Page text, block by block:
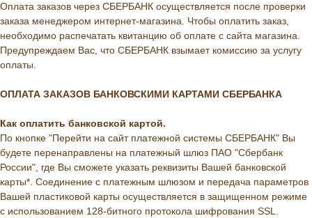
Оплата заказов через СБЕРБАНК осуществляется после проверки
заказа менеджером интернет-магазина. Чтобы оплатить заказ,
необходимо распечатать квитанцию об оплате с сайта магазина.
Предупреждаем Вас, что СБЕРБАНК взымает комиссию за услугу
оплаты.
ОПЛАТА ЗАКАЗОВ БАНКОВСКИМИ КАРТАМИ СБЕРБАНКА
Как оплатить банковской картой.
По кнопке "Перейти на сайт платежной системы СБЕРБАНК" Вы
будете перенаправлены на платежный шлюз ПАО "Сбербанк
России", где Вы сможете указать реквизиты Вашей банковской
карты*. Соединение с платежным шлюзом и передача параметров
Вашей пластиковой карты осуществляется в защищенном режиме
с использованием 128-битного протокола шифрования SSL.